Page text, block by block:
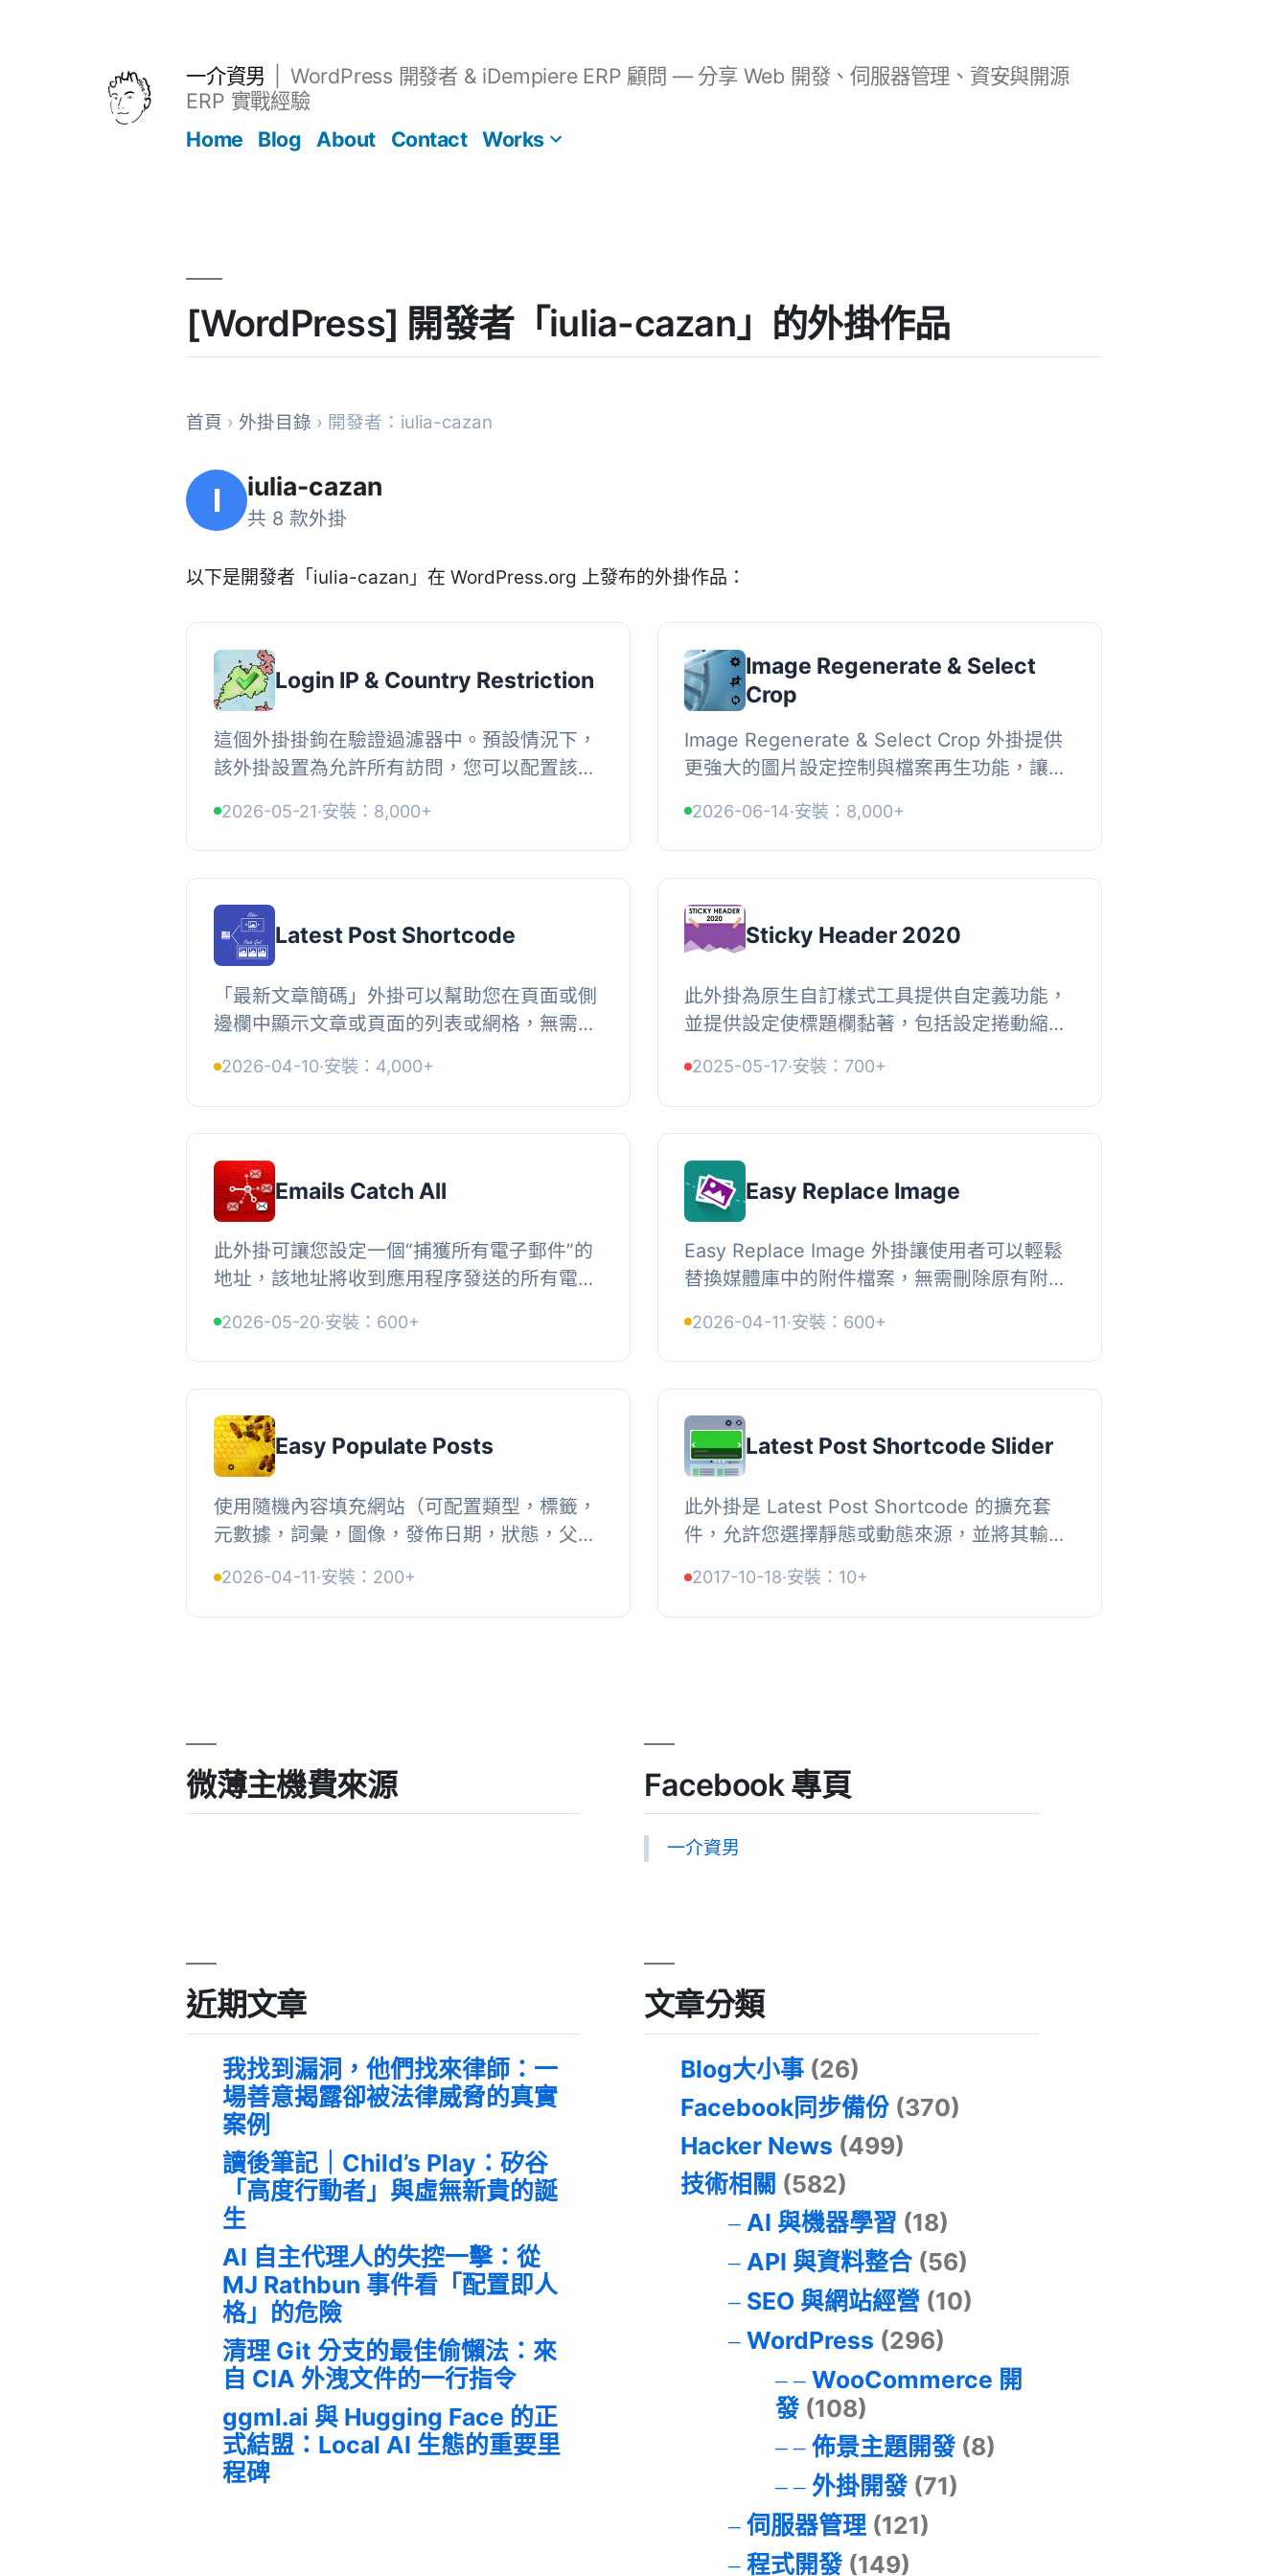
一介資男
WordPress 開發者 & iDempiere ERP 顧問 — 分享 Web 開發、伺服器管理、資安與開源
ERP 實戰經驗
Home
Blog About Contact Works
[WordPress] 開發者「iulia-cazan」的外掛作品
首頁 › 外掛目錄 › 開發者：iulia-cazan
I iulia-cazan
共 8 款外掛
以下是開發者「iulia-cazan」在 WordPress.org 上發布的外掛作品：
Login IP & Country Restriction
這個外掛掛鉤在驗證過濾器中。預設情況下，
該外掛設置為允許所有訪問，您可以配置該外
錄。請務必確保您配置了該外掛...
2026-05-21·安裝：8,000+
Image Regenerate & Select
Crop
Image Regenerate & Select Crop 外掛提供
更強大的圖片設定控制與檔案再生功能，讓使
註冊新的子尺寸。, , 【主...
2026-06-14·安裝：8,000+
Latest Post Shortcode
「最新文章簡碼」外掛可以幫助您在頁面或側
邊欄中顯示文章或頁面的列表或網格，無需編
個簡碼，每個簡碼都有不同的配...
2026-04-10·安裝：4,000+
Sticky Header 2020
此外掛為原生自訂樣式工具提供自定義功能，
並提供設定使標題欄黏著，包括設定捲動縮
色等。此外掛相容於 Twenty Twe...
2025-05-17·安裝：700+
Emails Catch All
此外掛可讓您設定一個“捕獲所有電子郵件”的
地址，該地址將收到應用程序發送的所有電子
人。此外，此外掛還允許設定電...
2026-05-20·安裝：600+
Easy Replace Image
Easy Replace Image 外掛讓使用者可以輕鬆
替換媒體庫中的附件檔案，無需刪除原有附
圖片，並即時看到結果。, , 【主...
2026-04-11·安裝：600+
Easy Populate Posts
使用隨機內容填充網站（可配置類型，標籤，
元數據，詞彙，圖像，發佈日期，狀態，父
register_activation_hook，registe...
2026-04-11·安裝：200+
Latest Post Shortcode Slider
此外掛是 Latest Post Shortcode 的擴充套
件，允許您選擇靜態或動態來源，並將其輸出
Post Shortcode, , https://wor...
2017-10-18·安裝：10+
微薄主機費來源 Facebook 專頁
一介資男
近期文章
我找到漏洞，他們找來律師：一
場善意揭露卻被法律威脅的真實
案例
讀後筆記｜Child’s Play：矽谷
「高度行動者」與虛無新貴的誕
生
AI 自主代理人的失控一擊：從
MJ Rathbun 事件看「配置即人
格」的危險
清理 Git 分支的最佳偷懶法：來
自 CIA 外洩文件的一行指令
ggml.ai 與 Hugging Face 的正
式結盟：Local AI 生態的重要里
程碑
文章分類
Blog大小事 (26)
Facebook同步備份 (370)
Hacker News (499)
技術相關 (582)
AI 與機器學習 (18)
API 與資料整合(56)
SEO 與網站經營 (10)
WordPress (296)
WooCommerce 開
發(108)
佈景主題開發(8)
外掛開發(71)
伺服器管理(121)
程式開發(149)